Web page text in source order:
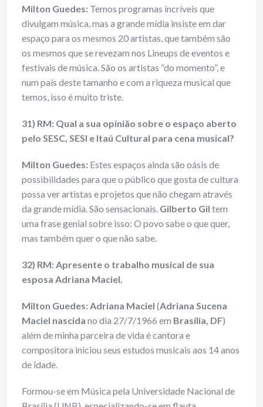
Milton Guedes: Temos programas incríveis que
divulgam música, mas a grande mídia insiste em dar
espaço para os mesmos 20 artistas, que também são
os mesmos que se revezam nos Lineups de eventos e
festivais de música. São os artistas “do momento”, e
num país deste tamanho e com a riqueza musical que
temos, isso é muito triste.
31) RM: Qual a sua opinião sobre o espaço aberto
pelo SESC, SESI e Itaú Cultural para cena musical?
Milton Guedes: Estes espaços ainda são oásis de
possibilidades para que o público que gosta de cultura
possa ver artistas e projetos que não chegam através
da grande mídia. São sensacionais. Gilberto Gil tem
uma frase genial sobre isso: O povo sabe o que quer,
mas também quer o que não sabe.
32) RM: Apresente o trabalho musical de sua
esposa Adriana Maciel.
Milton Guedes: Adriana Maciel (Adriana Sucena
Maciel nascida no dia 27/7/1966 em Brasília, DF)
além de minha parceira de vida é cantora e
compositora iniciou seus estudos musicais aos 14 anos
de idade.
Formou-se em Música pela Universidade Nacional de